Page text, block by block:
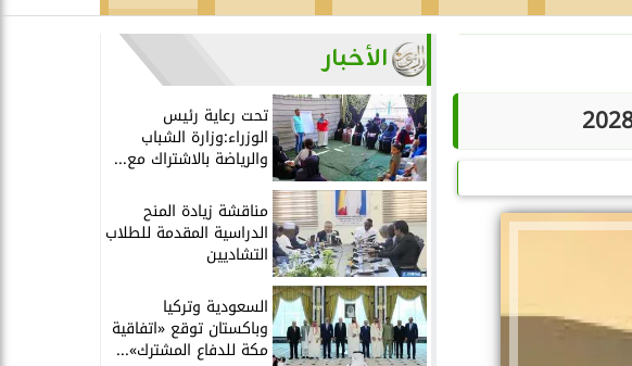
الأخبار
تحت رعاية رئيس
الوزراء:وزارة الشباب
والرياضة بالاشتراك مع...
مناقشة زيادة المنح
الدراسية المقدمة للطلاب
التشاديين
السعودية وتركيا
وباكستان توقع «اتفاقية
مكة للدفاع المشترك»...